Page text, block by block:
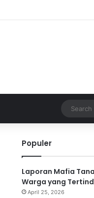
Populer
Laporan Mafia
Warga yang
April 25, 2026